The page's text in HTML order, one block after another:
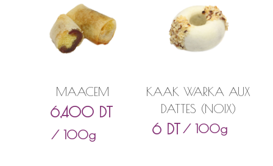
MAACEM
6,400 DT
/ 100g
KAAK WARKA AUX
DATTES (NOIX)
6 DT / 100g